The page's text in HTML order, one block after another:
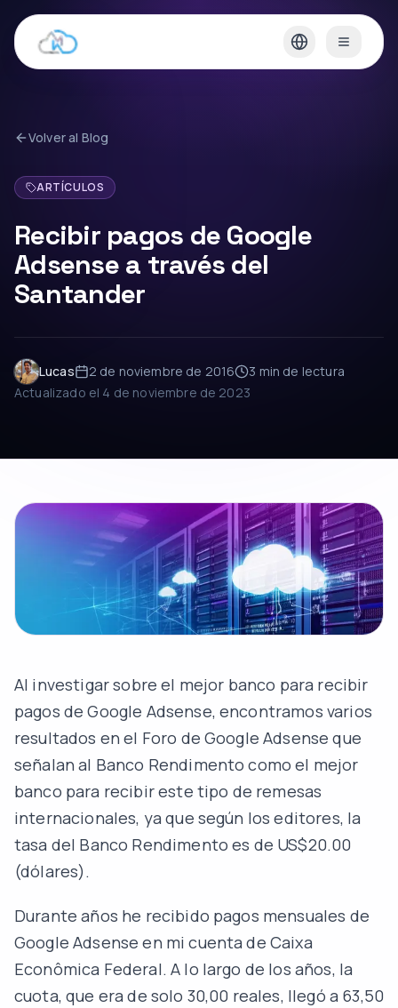
Volver al Blog
ARTÍCULOS
Recibir pagos de Google
Adsense a través del
Santander
Lucas 2 de noviembre de 2016 3 min de lectura
Actualizado el 4 de noviembre de 2023
Al investigar sobre el mejor banco para recibir
pagos de Google Adsense, encontramos varios
resultados en el Foro de Google Adsense que
señalan al Banco Rendimento como el mejor
banco para recibir este tipo de remesas
internacionales, ya que según los editores, la
tasa del Banco Rendimento es de US$20.00
(dólares).
Durante años he recibido pagos mensuales de
Google Adsense en mi cuenta de Caixa
Econômica Federal. A lo largo de los años, la
cuota, que era de solo 30,00 reales, llegó a 63,50